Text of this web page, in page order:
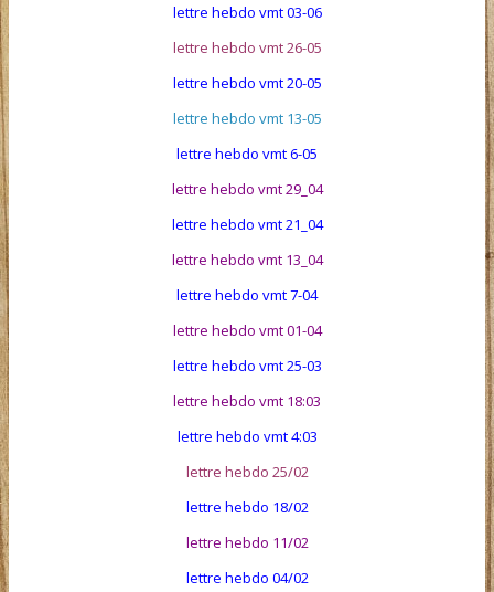
lettre hebdo vmt 03-06
lettre hebdo vmt 26-05
lettre hebdo vmt 20-05
lettre hebdo vmt 13-05
lettre hebdo vmt 6-05
lettre hebdo vmt 29_04
lettre hebdo vmt 21_04
lettre hebdo vmt 13_04
lettre hebdo vmt 7-04
lettre hebdo vmt 01-04
lettre hebdo vmt 25-03
lettre hebdo vmt 18:03
lettre hebdo vmt 4:03
lettre hebdo 25/02
lettre hebdo 18/02
lettre hebdo 11/02
lettre hebdo 04/02